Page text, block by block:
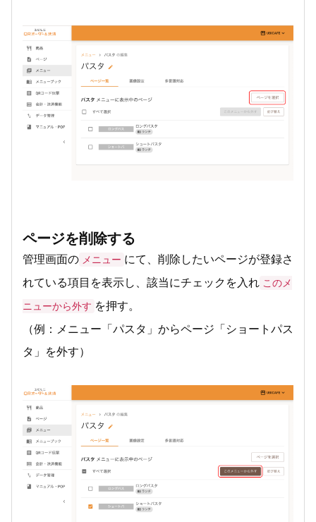
ページを削除する
管理画面の メニュー にて、削除したいページが登録さ
れている項目を表示し、該当にチェックを入れ このメ
ニューから外す を押す。
（例：メニュー「パスタ」からページ「ショートパス
タ」を外す）